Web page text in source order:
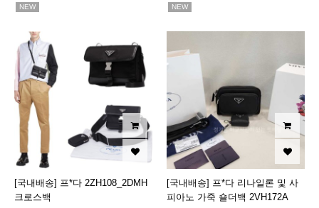
NEW NEW
[국내배송] 프*다 2ZH108_2DMH
크로스백
[국내배송] 프*다 리나일론 및 사
피아노 가죽 숄더백 2VH172A